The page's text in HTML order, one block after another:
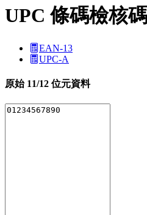
UPC 條碼檢核
EAN-13
UPC-A
原始 11/12 位元資料